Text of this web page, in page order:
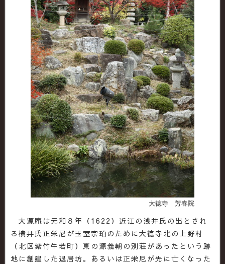
大徳寺 芳春院
大源庵は元和８年（1622）近江の浅井氏の出とされ
る横井氏正栄尼が玉室宗珀のために大徳寺北の上野村
（北区紫竹牛若町）東の源義朝の別荘があったという跡
地に創建した退居坊。あるいは正栄尼が先に亡くなった